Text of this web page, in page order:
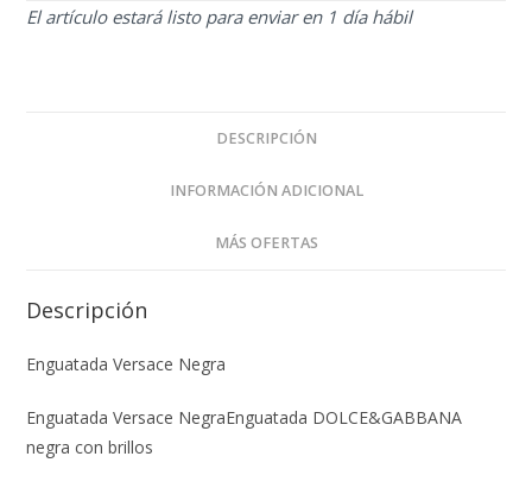
El artículo estará listo para enviar en 1 día hábil
DESCRIPCIÓN
INFORMACIÓN ADICIONAL
MÁS OFERTAS
Descripción
Enguatada Versace Negra
Enguatada Versace NegraEnguatada DOLCE&GABBANA
negra con brillos